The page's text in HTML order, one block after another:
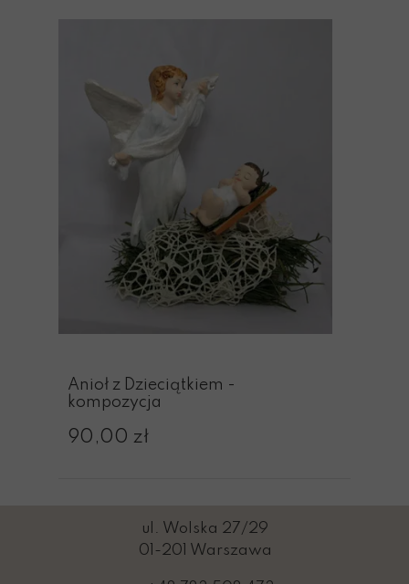
Anioł z Dzieciątkiem -
kompozycja
90,00 zł
ul. Wolska 27/29
01-201 Warszawa